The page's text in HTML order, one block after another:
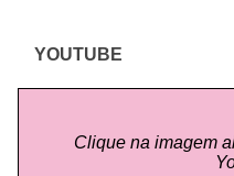
YOUTUBE
Clique na imagem